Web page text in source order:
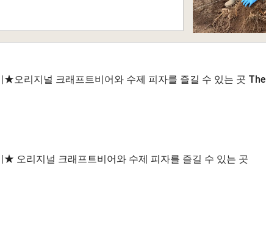
오리지널 크래프트비어와 수제 피자를 즐길 수 있는 곳 The
오리지널 크래프트비어와 수제 피자를 즐길 수 있는 곳